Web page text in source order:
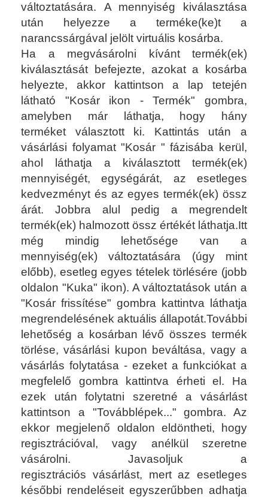
változtatására. A mennyiség kiválasztása
után helyezze a terméke(ke)t a
narancssárgával jelölt virtuális kosárba.
Ha a megvásárolni kívánt termék(ek)
kiválasztását befejezte, azokat a kosárba
helyezte, akkor kattintson a lap tetején
látható "Kosár ikon - Termék" gombra,
amelyben már láthatja, hogy hány
terméket választott ki. Kattintás után a
vásárlási folyamat "Kosár " fázisába kerül,
ahol láthatja a kiválasztott termék(ek)
mennyiségét, egységárát, az esetleges
kedvezményt és az egyes termék(ek) össz
árát. Jobbra alul pedig a megrendelt
termék(ek) halmozott össz értékét láthatja.Itt
még mindig lehetősége van a
mennyiség(ek) változtatására (úgy mint
előbb), esetleg egyes tételek törlésére (jobb
oldalon "Kuka" ikon). A változtatások után a
"Kosár frissítése" gombra kattintva láthatja
megrendelésének aktuális állapotát.További
lehetőség a kosárban lévő összes termék
törlése, vásárlási kupon beváltása, vagy a
vásárlás folytatása - ezeket a funkciókat a
megfelelő gombra kattintva érheti el. Ha
ezek után folytatni szeretné a vásárlást
kattintson a "Továbblépek..." gombra. Az
ekkor megjelenő oldalon eldöntheti, hogy
regisztrációval, vagy anélkül szeretne
vásárolni. Javasoljuk a
regisztrációs vásárlást, mert az esetleges
későbbi rendeléseit egyszerűbben adhatja